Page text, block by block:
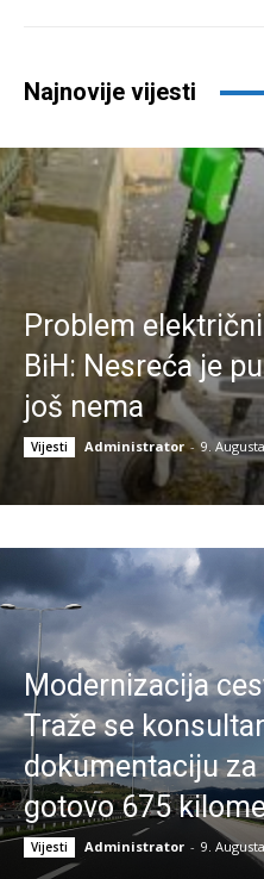
Najnovije vijesti
Problem
BiH: Nesreća je
još nema
Vijesti Administrator - 9.
Modernizacija
Traže se
dokumentaciju
gotovo 675
Vijesti Administrator - 9.